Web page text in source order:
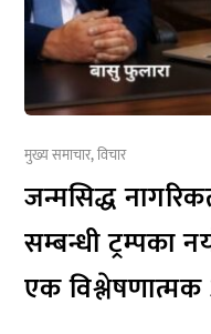
मुख्य समाचार,विचार
जन्मसिद्ध
सम्बन्धी ट्रम्पका
एक